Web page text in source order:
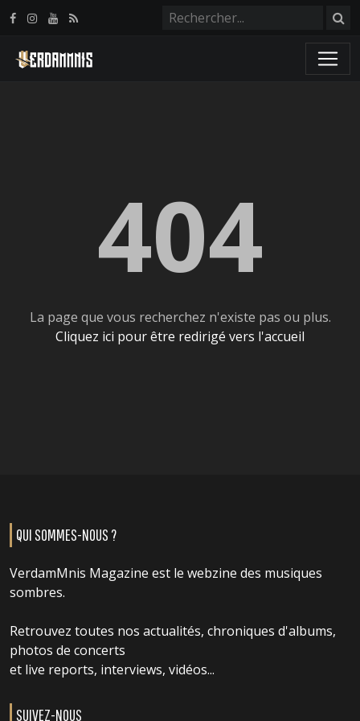
404
La page que vous recherchez n'existe pas ou plus.
Cliquez ici pour être redirigé vers l'accueil
QUI SOMMES-NOUS ?
VerdamMnis Magazine est le webzine des musiques
sombres.
Retrouvez toutes nos actualités, chroniques d'albums,
photos de concerts
et live reports, interviews, vidéos...
SUIVEZ-NOUS
Panneau de gestion des cookies